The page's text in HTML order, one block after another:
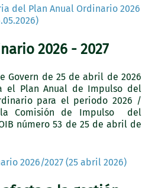
del Plan Anual Ordinario 2026
2026 - 2027
Govern de 25 de abril de 2026
el Plan Anual de Impulso del
para el periodo 2026 /
Comisión de Impulso del
número 53 de 25 de abril de
2026/2027 (25 abril 2026)